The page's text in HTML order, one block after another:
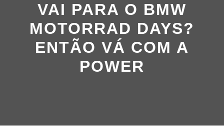
VAI PARA O BMW
MOTORRAD DAYS?
ENTÃO VÁ COM A
POWER